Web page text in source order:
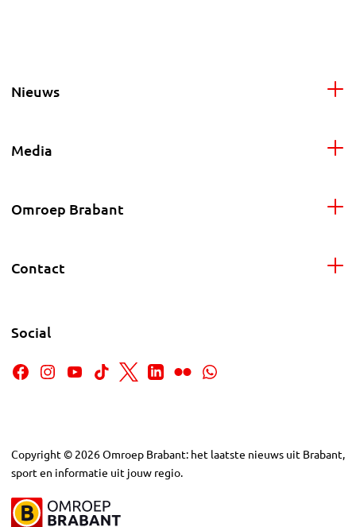
Nieuws
Media
Omroep Brabant
Contact
Social
Copyright © 2026Omroep Brabant: het laatste nieuws uit Brabant,
sport en informatie uit jouw regio.